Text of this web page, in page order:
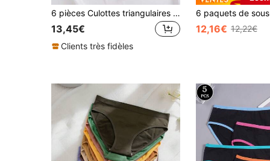
6 pièces Culottes triangulaires pour femmes en coton de couleur unie, basiques, confortables, respirantes et à taille haute
13,45€
Clients très fidèles
12,16€ 12,22€